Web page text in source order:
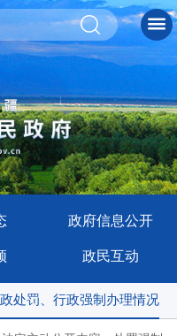
政府信息公开
政民互动
处罚、行政强制办理情况